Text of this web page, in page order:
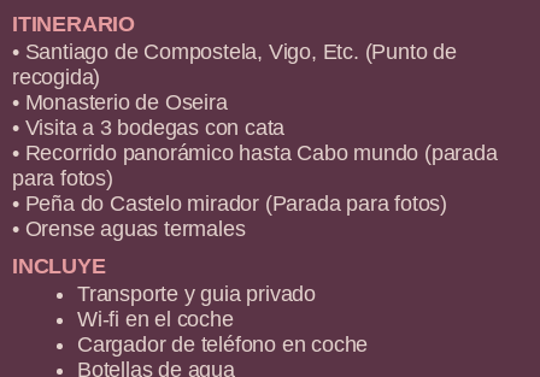
ITINERARIO
• Santiago de Compostela, Vigo, Etc. (Punto de
recogida)
• Monasterio de Oseira
• Visita a 3 bodegas con cata
• Recorrido panorámico hasta Cabo mundo (parada
para fotos)
• Peña do Castelo mirador (Parada para fotos)
• Orense aguas termales
INCLUYE
Transporte y guia privado
Wi-fi en el coche
Cargador de teléfono en coche
Botellas de agua